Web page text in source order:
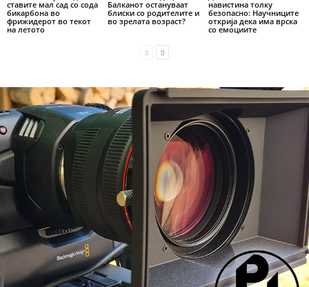
ставите мал сад со сода
бикарбона во
фрижидерот во текот
на летото
Балканот остануваат
блиски со родителите и
во зрелата возраст?
навистина толку
безопасно: Научниците
открија дека има врска
со емоциите